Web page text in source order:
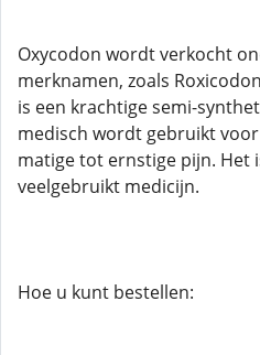
Oxycodon wordt verkocht
merknamen, zoals
is een krachtige semi-
medisch wordt gebruikt
matige tot ernstige pijn. Het
veelgebruikt medicijn.
Hoe u kunt bestellen: